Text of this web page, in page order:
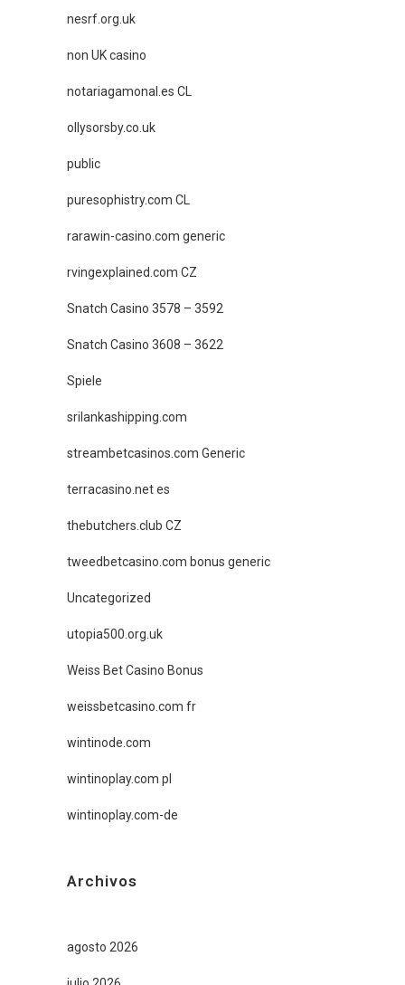
nesrf.org.uk
non UK casino
notariagamonal.es CL
ollysorsby.co.uk
public
puresophistry.com CL
rarawin-casino.com generic
rvingexplained.com CZ
Snatch Casino 3578 – 3592
Snatch Casino 3608 – 3622
Spiele
srilankashipping.com
streambetcasinos.com Generic
terracasino.net es
thebutchers.club CZ
tweedbetcasino.com bonus generic
Uncategorized
utopia500.org.uk
Weiss Bet Casino Bonus
weissbetcasino.com fr
wintinode.com
wintinoplay.com pl
wintinoplay.com-de
Archivos
agosto 2026